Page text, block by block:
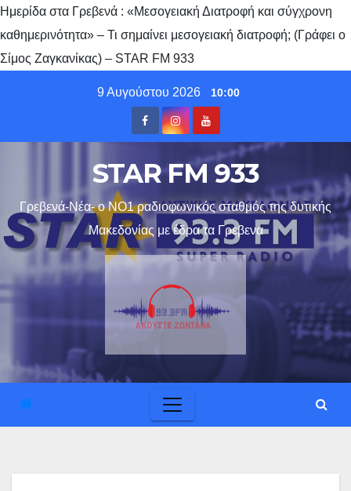
Ημερίδα στα Γρεβενά : «Μεσογειακή Διατροφή και σύγχρονη
καθημερινότητα» – Τι σημαίνει μεσογειακή διατροφή; (Γράφει ο
Σίμος Ζαγκανίκας) – STAR FM 933
9 Αυγούστου 2026 10:00
STAR FM 933
Γρεβενά-Νέα- ο ΝΟ1 ραδιοφωνικός σταθμός της δυτικής
Μακεδονίας με έδρα τα Γρεβενα